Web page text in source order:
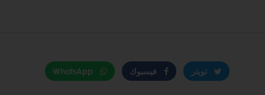
تويتر فيسبوك WhatsApp